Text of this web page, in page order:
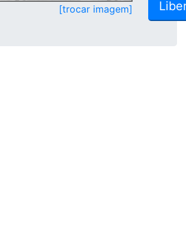
[trocar imagem]